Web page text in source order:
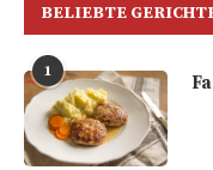
BELIEBTE
1